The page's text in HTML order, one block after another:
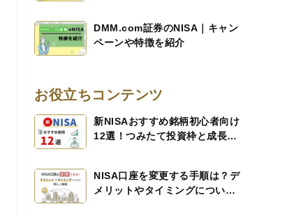
DMM.com証券のNISA｜キャン
ペーンや特徴を紹介
お役立ちコンテンツ
新NISAおすすめ銘柄初心者向け
12選！つみたて投資枠と成長投
NISA口座を変更する手順は？デ
メリットやタイミングについて